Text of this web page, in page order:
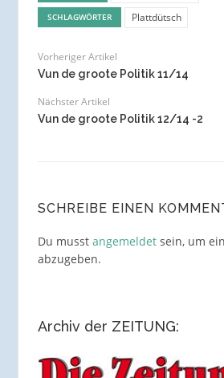
SCHLAGWÖRTER Plattdütsch
Vorheriger Artikel
Vun de groote Politik 11/14
Nächster Artikel
Vun de groote Politik 12/14 -2
SCHREIBE EINEN
Du musst angemeldetsein, um
abzugeben.
Archiv der ZEITUNG: